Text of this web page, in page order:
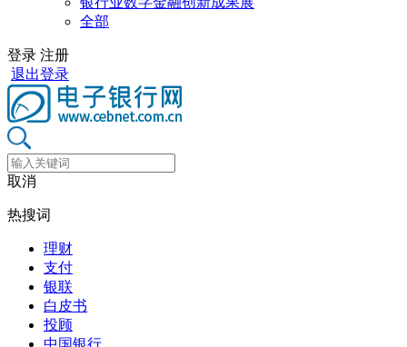
全部
登录 注册
退出登录
取消
热搜词
理财
支付
银联
白皮书
投顾
中国银行